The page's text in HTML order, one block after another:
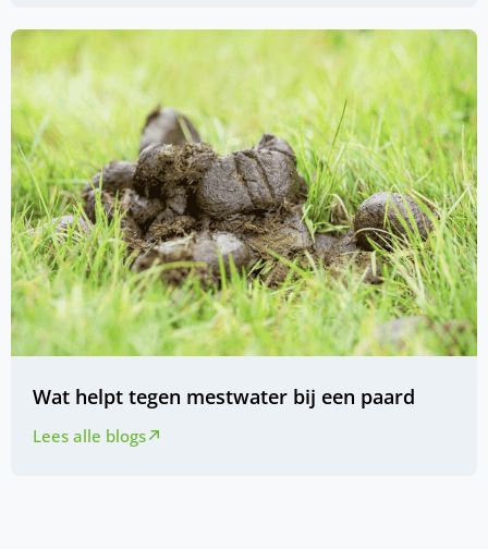
Wat helpt tegen mestwater bij een paard
Lees alle blogs